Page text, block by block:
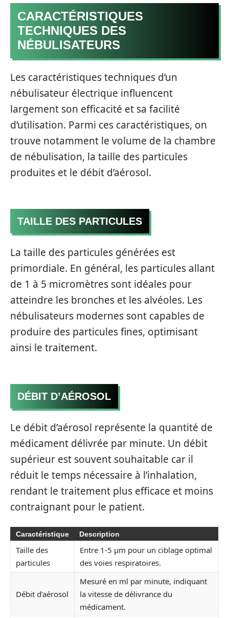
CARACTÉRISTIQUES
TECHNIQUES DES
NÉBULISATEURS
Les caractéristiques techniques d’un
nébulisateur électrique influencent
largement son efficacité et sa facilité
d’utilisation. Parmi ces caractéristiques, on
trouve notamment le volume de la chambre
de nébulisation, la taille des particules
produites et le débit d’aérosol.
TAILLE DES PARTICULES
La taille des particules générées est
primordiale. En général, les particules allant
de 1 à 5 micromètres sont idéales pour
atteindre les bronches et les alvéoles. Les
nébulisateurs modernes sont capables de
produire des particules fines, optimisant
ainsi le traitement.
DÉBIT D’AÉROSOL
Le débit d’aérosol représente la quantité de
médicament délivrée par minute. Un débit
supérieur est souvent souhaitable car il
réduit le temps nécessaire à l’inhalation,
rendant le traitement plus efficace et moins
contraignant pour le patient.
Caractéristique Description
Taille des
particules
Entre 1-5 µm pour un ciblage optimal
des voies respiratoires.
Débit d’aérosol
Mesuré en ml par minute, indiquant
la vitesse de délivrance du
médicament.